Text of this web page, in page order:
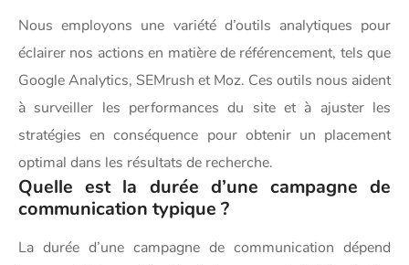
Nous employons une variété d’outils analytiques pour
éclairer nos actions en matière de référencement, tels que
Google Analytics, SEMrush et Moz. Ces outils nous aident
à surveiller les performances du site et à ajuster les
stratégies en conséquence pour obtenir un placement
optimal dans les résultats de recherche.
Quelle est la durée d’une campagne de
communication typique ?
La durée d’une campagne de communication dépend